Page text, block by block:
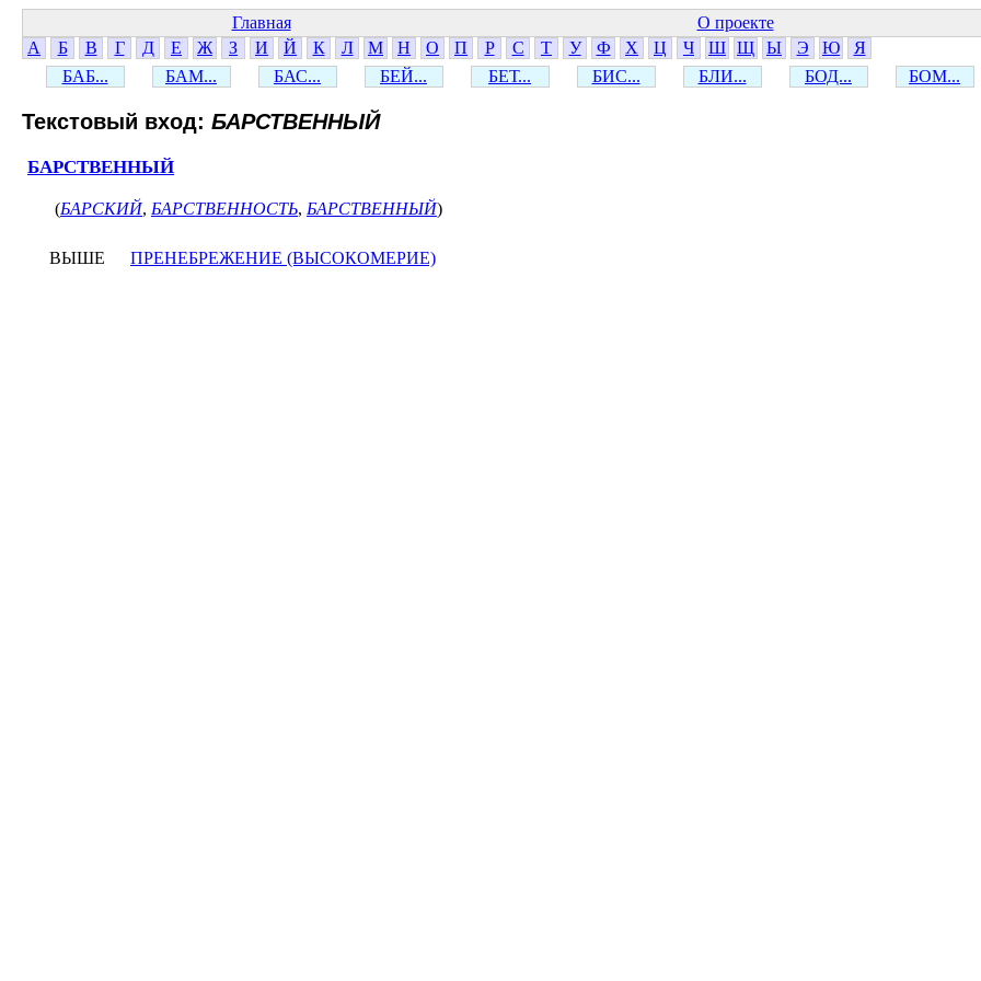
Главная О проекте
А
Б В Г Д Е Ж З И Й К Л М Н О П Р С Т У Ф Х Ц Ч Ш Щ Ы Э Ю
Я
БАБ...
БАМ... БАС... БЕЙ... БЕТ... БИС... БЛИ... БОД... БОМ...
Текстовый вход: БАРСТВЕННЫЙ
БАРСТВЕННЫЙ
(БАРСКИЙ, БАРСТВЕННОСТЬ, БАРСТВЕННЫЙ)
ВЫШЕ ПРЕНЕБРЕЖЕНИЕ (ВЫСОКОМЕРИЕ)